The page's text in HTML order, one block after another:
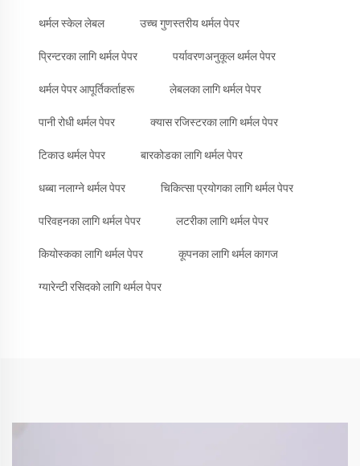
थर्मल स्केल लेबल उच्च गुणस्तरीय थर्मल पेपर
प्रिन्टरका लागि थर्मल पेपर पर्यावरणअनुकूल थर्मल पेपर
थर्मल पेपर आपूर्तिकर्ताहरू लेबलका लागि थर्मल पेपर
पानी रोधी थर्मल पेपर क्यास रजिस्टरका लागि थर्मल पेपर
टिकाउ थर्मल पेपर बारकोडका लागि थर्मल पेपर
धब्बा नलाग्ने थर्मल पेपर चिकित्सा प्रयोगका लागि थर्मल पेपर
परिवहनका लागि थर्मल पेपर लटरीका लागि थर्मल पेपर
कियोस्कका लागि थर्मल पेपर कूपनका लागि थर्मल कागज
ग्यारेन्टी रसिदको लागि थर्मल पेपर